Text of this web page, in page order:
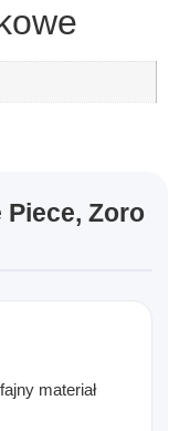
Piece, Zoro
materiał